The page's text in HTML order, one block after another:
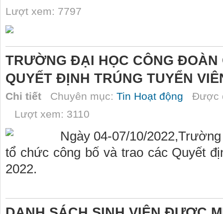
Lượt xem: 7797
TRƯỜNG ĐẠI HỌC CÔNG ĐOÀN
QUYẾT ĐỊNH TRÚNG TUYỂN
Chi tiết Chuyên mục: Tin Hoạt động Được
Lượt xem: 3110
Ngày 04-07/10/
tổ chức công bố và trao các Quyết
2022.